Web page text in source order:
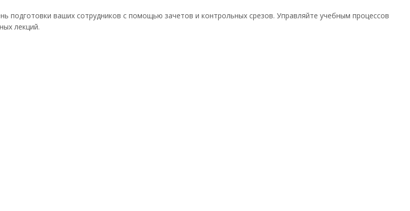
подготовки ваших сотрудников с помощью зачетов и контрольных срезов. Управляйте учебным процессов
лекций.